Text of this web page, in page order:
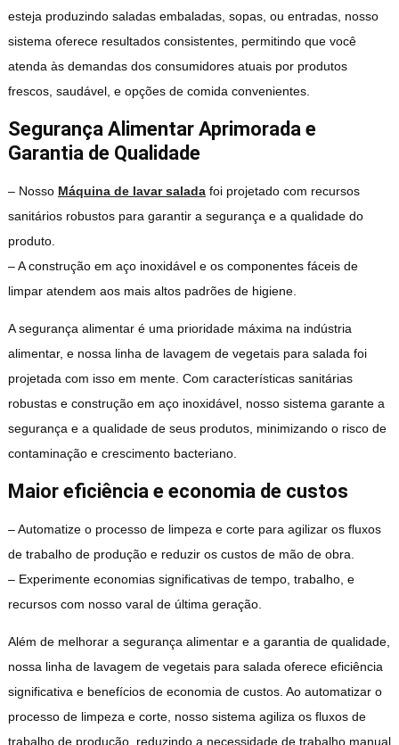
esteja produzindo saladas embaladas, sopas, ou entradas, nosso
sistema oferece resultados consistentes, permitindo que você
atenda às demandas dos consumidores atuais por produtos
frescos, saudável, e opções de comida convenientes.
Segurança Alimentar Aprimorada e
Garantia de Qualidade
– Nosso Máquina de lavar saladafoi projetado com recursos
sanitários robustos para garantir a segurança e a qualidade do
produto.
– A construção em aço inoxidável e os componentes fáceis de
limpar atendem aos mais altos padrões de higiene.
A segurança alimentar é uma prioridade máxima na indústria
alimentar, e nossa linha de lavagem de vegetais para salada foi
projetada com isso em mente. Com características sanitárias
robustas e construção em aço inoxidável, nosso sistema garante a
segurança e a qualidade de seus produtos, minimizando o risco de
contaminação e crescimento bacteriano.
Maior eficiência e economia de custos
– Automatize o processo de limpeza e corte para agilizar os fluxos
de trabalho de produção e reduzir os custos de mão de obra.
– Experimente economias significativas de tempo, trabalho, e
recursos com nosso varal de última geração.
Além de melhorar a segurança alimentar e a garantia de qualidade,
nossa linha de lavagem de vegetais para salada oferece eficiência
significativa e benefícios de economia de custos. Ao automatizar o
processo de limpeza e corte, nosso sistema agiliza os fluxos de
trabalho de produção, reduzindo a necessidade de trabalho manual